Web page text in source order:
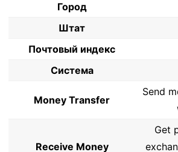
Город
Штат
Почтовый индекс
Система
Money Transfer
Send
Receive Money
Get